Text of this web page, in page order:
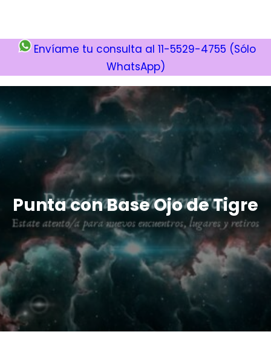
Envíame tu consulta al 11-5529-4755 (Sólo
WhatsApp)
Punta con Base Ojo de Tigre